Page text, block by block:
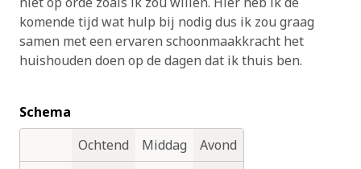
komende tijd wat hulp bij nodig dus ik zou graag
samen met een ervaren schoonmaakkracht het
huishouden doen op de dagen dat ik thuis ben.
Schema
Dagdelen
DagenOchtend Middag
Avond